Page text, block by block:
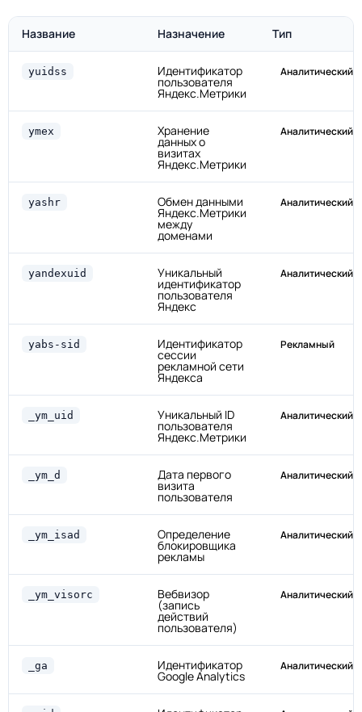
Название Назначение Тип
yuidss Идентификатор
пользователя
Яндекс.Метрики
Аналитический
ymex Хранение
данных о
визитах
Яндекс.Метрики
Аналитический
yashr Обмен данными
Яндекс.Метрики
между
доменами
Аналитический
yandexuid Уникальный
идентификатор
пользователя
Яндекс
Аналитический
yabs-sid Идентификатор
сессии
рекламной сети
Яндекса
Рекламный
_ym_uid Уникальный ID
пользователя
Яндекс.Метрики
Аналитический
_ym_d Дата первого
визита
пользователя
Аналитический
_ym_isad Определение
блокировщика
рекламы
Аналитический
_ym_visorc Вебвизор
(запись
действий
пользователя)
Аналитический
_ga Идентификатор
Google Analytics
Аналитический